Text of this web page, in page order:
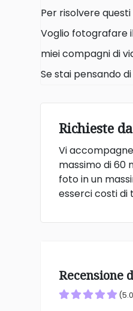
Per risolvere
Voglio fotografare
miei compagni di
Se stai pensando
Richieste
Vi
massimo di 60
foto in un
esserci costi di
Recensione